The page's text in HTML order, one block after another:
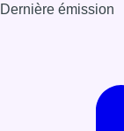
Dernière émission